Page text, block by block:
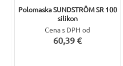
Polomaska SUNDSTRÖM SR 100
silikon
Cena s DPH od
60,39 €